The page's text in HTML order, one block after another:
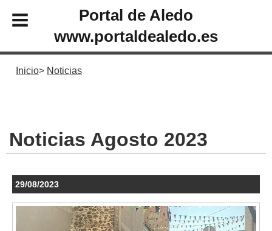
Portal de Aledo
www.portaldealedo.es
Inicio Noticias
Noticias Agosto 2023
29/08/2023